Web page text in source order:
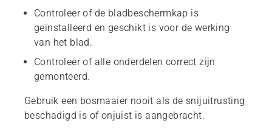
Controleer of de bladbeschermkap is
geïnstalleerd en geschikt is voor de werking
van het blad.
Controleer of alle onderdelen correct zijn
gemonteerd.
Gebruik een bosmaaier nooit als de snijuitrusting
beschadigd is of onjuist is aangebracht.